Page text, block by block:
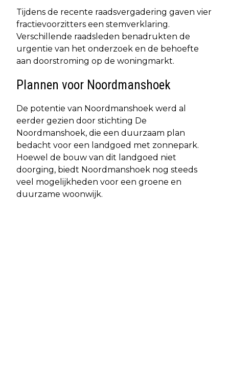
Tijdens de recente raadsvergadering gaven vier
fractievoorzitters een stemverklaring.
Verschillende raadsleden benadrukten de
urgentie van het onderzoek en de behoefte
aan doorstroming op de woningmarkt.
Plannen voor Noordmanshoek
De potentie van Noordmanshoek werd al
eerder gezien door stichting De
Noordmanshoek, die een duurzaam plan
bedacht voor een landgoed met zonnepark.
Hoewel de bouw van dit landgoed niet
doorging, biedt Noordmanshoek nog steeds
veel mogelijkheden voor een groene en
duurzame woonwijk.